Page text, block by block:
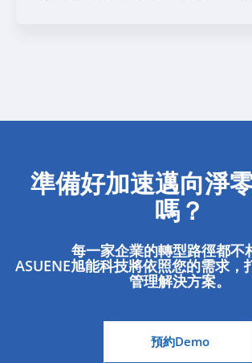
然，隨時精準掌握整體減碳績效的趨勢
升）。ASUENE 面對這些在地化需求，
速且靈活的響應速度，毫不延誤地即時
與功能微調。這種高效的雙向互動與解
正式導入。 不僅如此，ASUENE 還為企
零戰略提供了極具實質價值的實務指
速推動脫碳行動的進程中，這種深度且
得彌足珍貴。 隨著全世界正式、全方位
週而復始的維運瓶頸，這更凸顯出企業
最初是針對其『碳盤查』服務諮詢了
隨後在顧問諮詢的過程中，進一步認識了
ESG（現更名為 ASUENE SUPPLY
討論範圍涵蓋了 ASUENE 極具綜合性的
其中也包括針對『產品碳足跡（CFP）
支援服務。 為了尋求一個能夠在供應鏈
對三家不同服務商的平台進行了嚴格評
現，其他競爭對手的服務皆將『碳盤查
傳統食品巨頭實施差異化競爭』視為企
此精神落實於日常營運，樂天持續推動
『Lottenovation』的內部制度，藉此不
價值的誕生。正是在這股創新靈魂的激
功研發出顛覆傳統市場常理的標竿產
創常溫蛋糕新局的『Choco Pie（巧克
及巧妙將冰淇淋包覆於麻糬之中的經典
力』已於 2024 年迎來創立 60 週年的輝
在該品牌問世之初，市場上的片裝巧克
準備好加速邁向淨
嗎？
每一家企業的轉型路徑都不
ASUENE旭能科技將依照您的需求，
管理解決方案。
預約Demo